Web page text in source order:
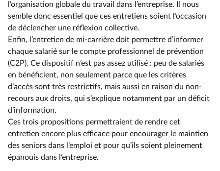
l’organisation globale du travail dans l’entreprise. Il nous
semble donc essentiel que ces entretiens soient l’occasion
de déclencher une réflexion collective.
Enfin, l’entretien de mi-carrière doit permettre d’informer
chaque salarié sur le compte professionnel de prévention
(C2P). Ce dispositif n’est pas assez utilisé : peu de salariés
en bénéficient, non seulement parce que les critères
d’accès sont très restrictifs, mais aussi en raison du non-
recours aux droits, qui s’explique notamment par un déficit
d’information.
Ces trois propositions permettraient de rendre cet
entretien encore plus efficace pour encourager le maintien
des seniors dans l’emploi et pour qu’ils soient pleinement
épanouis dans l’entreprise.